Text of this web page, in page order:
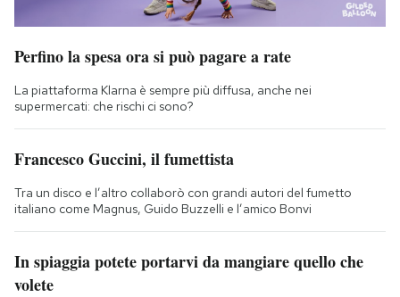
Perfino la spesa ora si può pagare a rate
La piattaforma Klarna è sempre più diffusa, anche nei
supermercati: che rischi ci sono?
Francesco Guccini, il fumettista
Tra un disco e l’altro collaborò con grandi autori del fumetto
italiano come Magnus, Guido Buzzelli e l’amico Bonvi
In spiaggia potete portarvi da mangiare quello che
volete